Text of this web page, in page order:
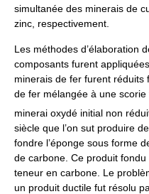
simultanée des minerais de
zinc, respectivement.
Les méthodes d’élaboration
composants furent
minerais de fer furent réduits
de fer mélangée à une
minerai oxydé initial non
siècle que l’on sut produire
fondre l’éponge sous forme
de carbone. Ce produit
teneur en carbone. Le
un produit ductile fut résolu